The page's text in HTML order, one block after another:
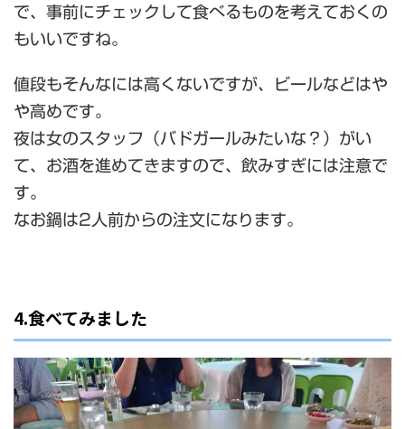
で、事前にチェックして食べるものを考えておくの
もいいですね。
値段もそんなには高くないですが、ビールなどはや
や高めです。
夜は女のスタッフ（バドガールみたいな？）がい
て、お酒を進めてきますので、飲みすぎには注意で
す。
なお鍋は2人前からの注文になります。
4.食べてみました